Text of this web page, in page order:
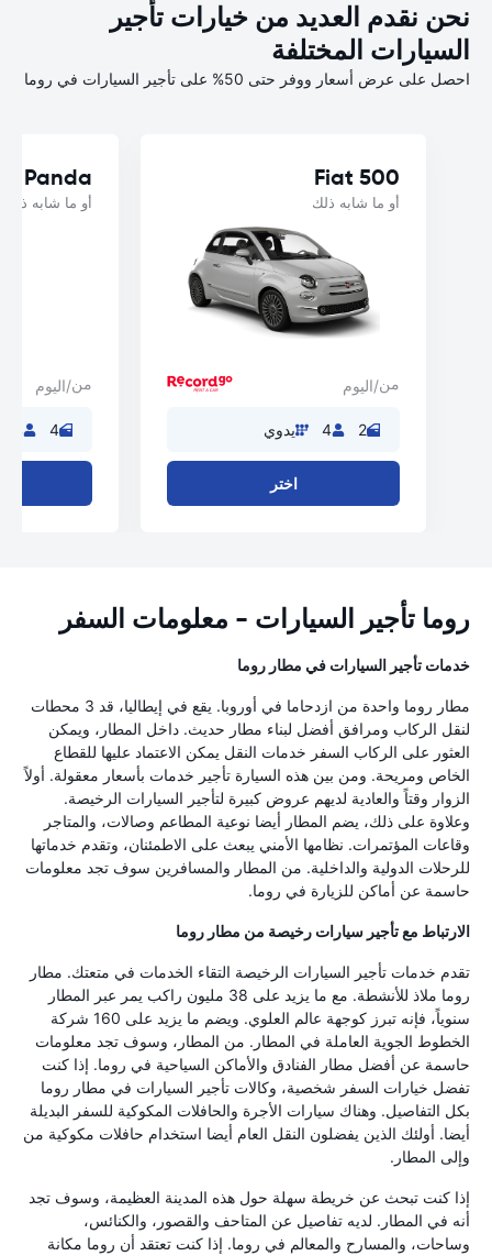
نحن نقدم العديد من خيارات تأجير
السيارات المختلفة
احصل على عرض أسعار ووفر حتى 50% على تأجير السيارات في روما
Fiat 500
أو ما شابه ذلك
من/اليوم
2
4 يدوي
اختر
Panda
أو ما شابه ذلك
من/اليوم
4
4
روما تأجير السيارات - معلومات السفر
خدمات تأجير السيارات في مطار روما
مطار روما واحدة من ازدحاما في أوروبا. يقع في إيطاليا، قد 3 محطات
لنقل الركاب ومرافق أفضل لبناء مطار حديث. داخل المطار، ويمكن
العثور على الركاب السفر خدمات النقل يمكن الاعتماد عليها للقطاع
الخاص ومريحة. ومن بين هذه السيارة تأجير خدمات بأسعار معقولة. أولاً
الزوار وقتاً والعادية لديهم عروض كبيرة لتأجير السيارات الرخيصة.
وعلاوة على ذلك، يضم المطار أيضا نوعية المطاعم وصالات، والمتاجر
وقاعات المؤتمرات. نظامها الأمني يبعث على الاطمئنان، وتقدم خدماتها
للرحلات الدولية والداخلية. من المطار والمسافرين سوف تجد معلومات
حاسمة عن أماكن للزيارة في روما.
الارتباط مع تأجير سيارات رخيصة من مطار روما
تقدم خدمات تأجير السيارات الرخيصة التقاء الخدمات في متعتك. مطار
روما ملاذ للأنشطة. مع ما يزيد على 38 مليون راكب يمر عبر المطار
سنوياً، فإنه تبرز كوجهة عالم العلوي. ويضم ما يزيد على 160 شركة
الخطوط الجوية العاملة في المطار. من المطار، وسوف تجد معلومات
حاسمة عن أفضل مطار الفنادق والأماكن السياحية في روما. إذا كنت
تفضل خيارات السفر شخصية، وكالات تأجير السيارات في مطار روما
بكل التفاصيل. وهناك سيارات الأجرة والحافلات المكوكية للسفر البديلة
أيضا. أولئك الذين يفضلون النقل العام أيضا استخدام حافلات مكوكية من
وإلى المطار.
إذا كنت تبحث عن خريطة سهلة حول هذه المدينة العظيمة، وسوف تجد
أنه في المطار. لديه تفاصيل عن المتاحف والقصور، والكنائس،
وساحات، والمسارح والمعالم في روما. إذا كنت تعتقد أن روما مكانة